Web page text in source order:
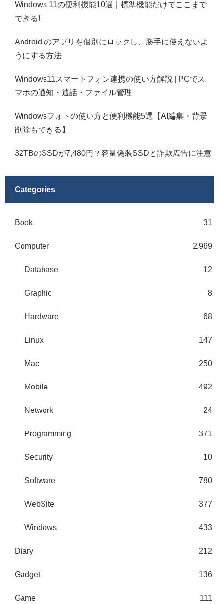
Windows 11の便利機能10選｜標準機能だけでここまで
できる!
Android のアプリを個別にロックし、勝手に使えないよ
うにする方法
Windows11スマートフォン連携の使い方解説 | PCでス
マホの通知・通話・ファイル管理
Windowsフォトの使い方と便利機能5選【AI編集・背景
削除もできる】
32TBのSSDが7,480円？容量偽装SSDと詐欺広告に注意
Categories
Book 31
Computer 2,969
Database 12
Graphic 8
Hardware 68
Linux 147
Mac 250
Mobile 492
Network 24
Programming 371
Security 10
Software 780
WebSite 377
Windows 433
Diary 212
Gadget 136
Game 111